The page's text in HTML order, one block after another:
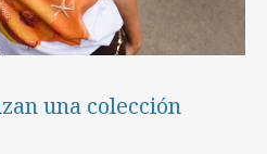
una colección